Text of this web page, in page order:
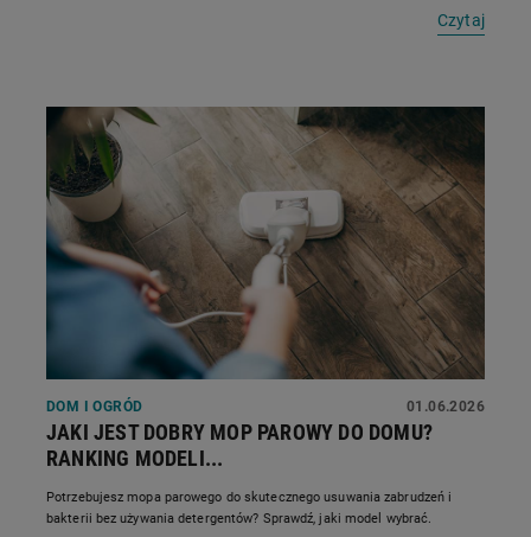
Czytaj
DOM I OGRÓD 01.06.2026
JAKI JEST DOBRY MOP PAROWY DO DOMU?
RANKING MODELI...
Potrzebujesz mopa parowego do skutecznego usuwania zabrudzeń i
bakterii bez używania detergentów? Sprawdź, jaki model wybrać.